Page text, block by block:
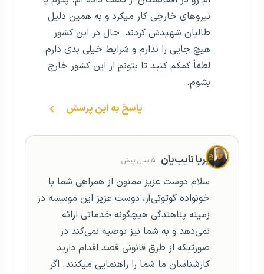
نیروهای خارجی کار میکرد و به همین دلیل
طالبان شهیدش کردند. حال در این کشور
هیچ جایی را ندارم و شرایط خیلی بدی دارم.
لطفاً کمکم کنید تا بتونم از این کشور خارج
بشوم.
پاسخ به این پرسش
پریا نایب‌یان ۵ سال پیش
سلام دوست عزیز ممنون از همراهی شما با
خونواده گوتوتی‌آر، دوست عزیز این موسسه در
زمینه پناهندگی هیچگونه خدماتی ارائه
نمی‌دهد و به شما نیز توصیه نمی‌کند در
صورتیکه از طرق قانونی قصد اقدام دارید
کارشناسان ما شما را راهنمایی میکنند. اگر